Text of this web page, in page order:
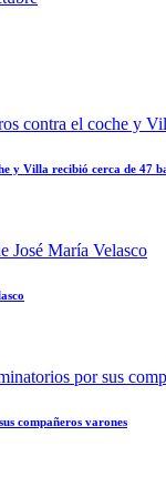
y Villa recibió cerca de 47
compañeros varones